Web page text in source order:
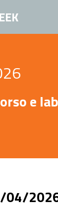
e
04/